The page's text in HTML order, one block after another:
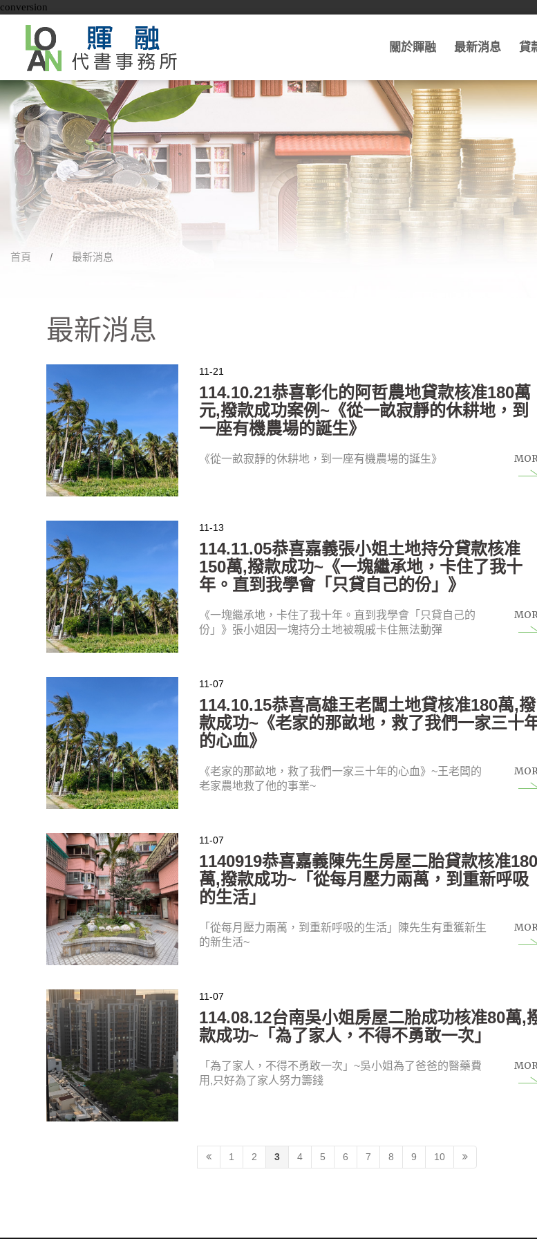
conversion
關於賱融 最新消息 貸
首頁 最新消息
最新消息
11-21
114.10.21恭喜彰化的阿哲農地貸款核准180萬
元,撥款成功案例~《從一畝寂靜的休耕地，到
一座有機農場的誕生》
《從一畝寂靜的休耕地，到一座有機農場的誕生》
11-13
114.11.05恭喜嘉義張小姐土地持分貸款核准
150萬,撥款成功~《一塊繼承地，卡住了我十
年。直到我學會「只貸自己的份」》
《一塊繼承地，卡住了我十年。直到我學會「只貸自己的
份」》張小姐因一塊持分土地被親戚卡住無法動彈
11-07
114.10.15恭喜高雄王老闆土地貸核准180萬,撥
款成功~《老家的那畝地，救了我們一家三十
的心血》
《老家的那畝地，救了我們一家三十年的心血》~王老闆的
老家農地救了他的事業~
11-07
1140919恭喜嘉義陳先生房屋二胎貸款核准180
萬,撥款成功~「從每月壓力兩萬，到重新呼吸
的生活」
「從每月壓力兩萬，到重新呼吸的生活」陳先生有重獲新生
的新生活~
11-07
114.08.12台南吳小姐房屋二胎成功核准80萬,
款成功~「為了家人，不得不勇敢一次」
「為了家人，不得不勇敢一次」~吳小姐為了爸爸的醫藥費
用,只好為了家人努力籌錢
1 2 3 4 5 6 7 8 9 10